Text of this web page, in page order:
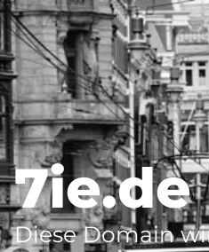
7ie.de
Diese Domain